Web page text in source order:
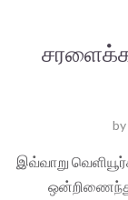
by
இவ்வாறு
ஒன்றிணைந்து